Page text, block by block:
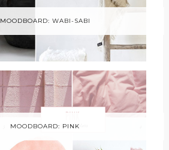
MOODBOARD: WABI-SABI
MOODBOARD: PINK